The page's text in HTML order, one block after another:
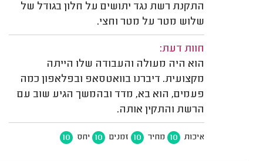
התקנת רשת נגד יתושים על חלון בגודל של
שלוש מטר על מטר וחצי.
חוות דעת:
הוא היה מעולה והעבודה שלו הייתה
מקצועית. דיברנו בוואטסאפ ובפלאפון כמה
פעמים, הוא בא, מדד ובהמשך הגיע שוב עם
הרשת והתקין אותה.
איכות 10 מחיר 10 זמנים 10 יחס 10